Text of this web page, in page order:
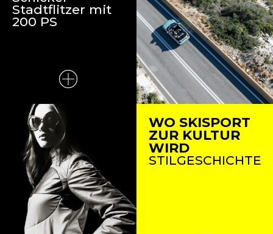
Stadtflitzer mit
200 PS
WO SKISPORT
ZUR KULTUR
WIRD
STILGESCHICHTE